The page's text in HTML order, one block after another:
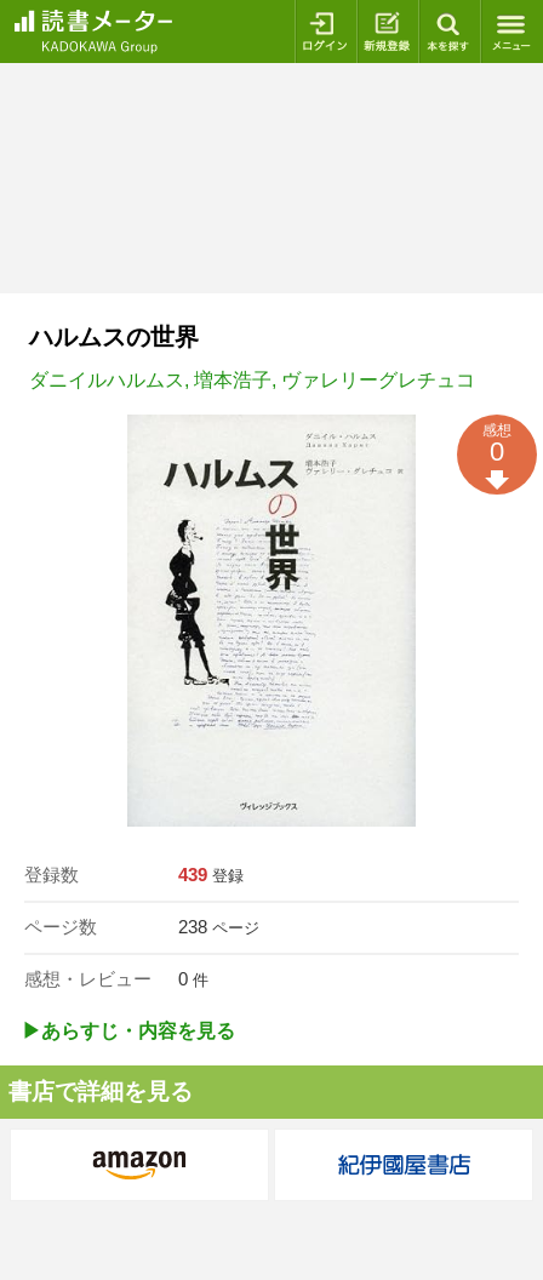
ログイン 新規登録
ハルムスの世界
ダニイルハルムス, 増本浩子, ヴァレリーグレチュコ
登録数 439 登録
ページ数 238 ページ
感想・レビュー 0 件
感想
0
▶︎あらすじ・内容を見る
書店で詳細を見る